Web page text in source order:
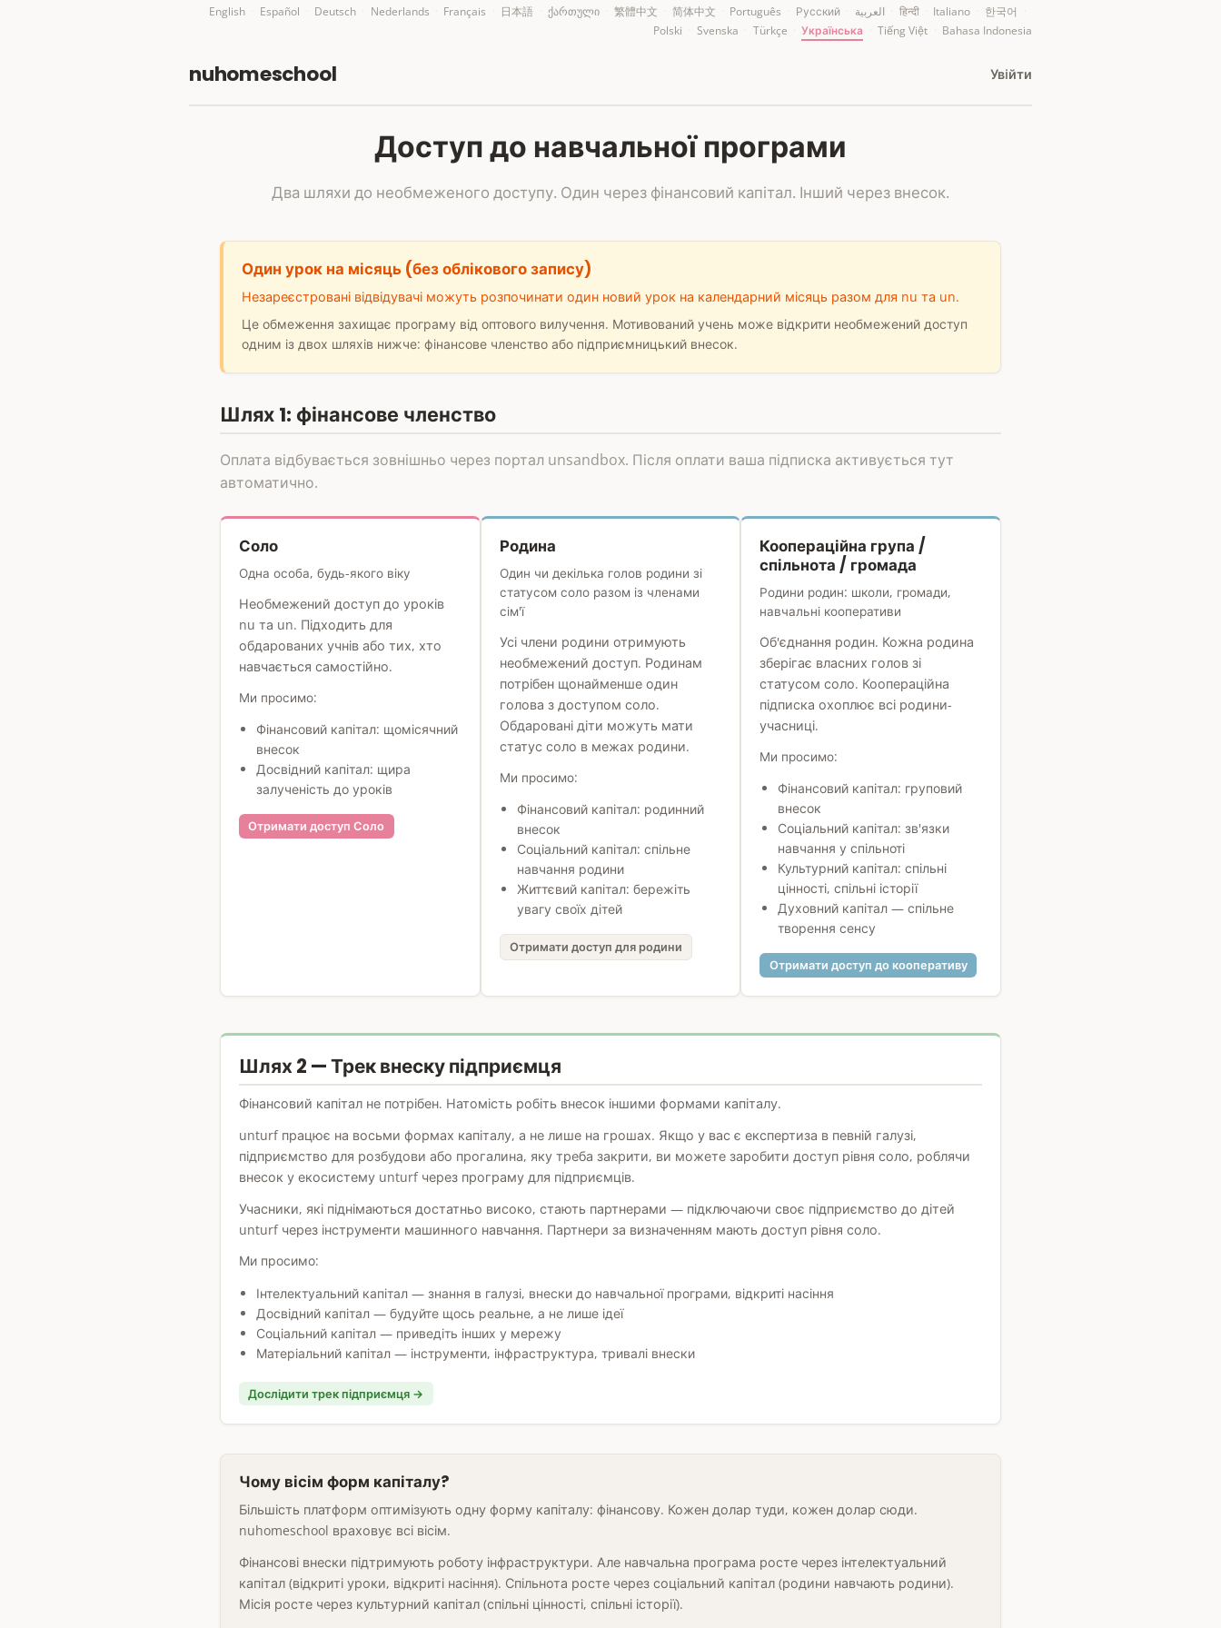
English Español Deutsch Nederlands Français 日本語 ქართული 繁體中文 简体中文 Português Русский العربية हिन्दी Italiano 한국어
Polski
Svenska Türkçe Українська Tiếng Việt Bahasa Indonesia
nuhomeschool Увiйти
Доступ до навчальної програми
Два шляхи до необмеженого доступу. Один через фінансовий капітал. Інший через внесок.
Один урок на місяць (без облікового запису)
Незареєстровані відвідувачі можуть розпочинати один новий урок на календарний місяць разом для nu та un.
Це обмеження захищає програму від оптового вилучення. Мотивований учень може відкрити необмежений доступ
одним із двох шляхів нижче: фінансове членство або підприємницький внесок.
Шлях 1: фінансове членство
Оплата відбувається зовнішньо через портал unsandbox. Після оплати ваша підписка активується тут
автоматично.
Соло
Одна особа, будь-якого віку
Необмежений доступ до уроків
nu та un. Підходить для
обдарованих учнів або тих, хто
навчається самостійно.
Ми просимо:
Фінансовий капітал: щомісячний
внесок
Досвідний капітал: щира
залученість до уроків
Отримати доступ Соло
Родина
Один чи декілька голов родини зі
статусом соло разом із членами
сім'ї
Усі члени родини отримують
необмежений доступ. Родинам
потрібен щонайменше один
голова з доступом соло.
Обдаровані діти можуть мати
статус соло в межах родини.
Ми просимо:
Фінансовий капітал: родинний
внесок
Соціальний капітал: спільне
навчання родини
Життєвий капітал: бережіть
увагу своїх дітей
Отримати доступ для родини
Коопераційна група /
спільнота / громада
Родини родин: школи, громади,
навчальні кооперативи
Об'єднання родин. Кожна родина
зберігає власних голов зі
статусом соло. Коопераційна
підписка охоплює всі родини-
учасниці.
Ми просимо:
Фінансовий капітал: груповий
внесок
Соціальний капітал: зв'язки
навчання у спільноті
Культурний капітал: спільні
цінності, спільні історії
Духовний капітал — спільне
творення сенсу
Отримати доступ до кооперативу
Шлях 2 — Трек внеску підприємця
Фінансовий капітал не потрібен. Натомість робіть внесок іншими формами капіталу.
unturf працює на восьми формах капіталу, а не лише на грошах. Якщо у вас є експертиза в певній галузі,
підприємство для розбудови або прогалина, яку треба закрити, ви можете заробити доступ рівня соло, роблячи
внесок у екосистему unturf через програму для підприємців.
Учасники, які піднімаються достатньо високо, стають партнерами — підключаючи своє підприємство до дітей
unturf через інструменти машинного навчання. Партнери за визначенням мають доступ рівня соло.
Ми просимо:
Інтелектуальний капітал — знання в галузі, внески до навчальної програми, відкриті насіння
Досвідний капітал — будуйте щось реальне, а не лише ідеї
Соціальний капітал — приведіть інших у мережу
Матеріальний капітал — інструменти, інфраструктура, тривалі внески
Дослідити трек підприємця →
Чому вісім форм капіталу?
Більшість платформ оптимізують одну форму капіталу: фінансову. Кожен долар туди, кожен долар сюди.
nuhomeschool враховує всі вісім.
Фінансові внески підтримують роботу інфраструктури. Але навчальна програма росте через інтелектуальний
капітал (відкриті уроки, відкриті насіння). Спільнота росте через соціальний капітал (родини навчають родини).
Місія росте через культурний капітал (спільні цінності, спільні історії).